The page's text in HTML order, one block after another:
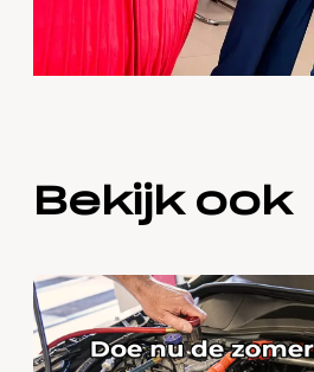
Bekijk ook